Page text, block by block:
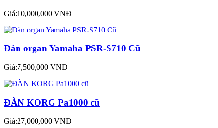
Giá:10,000,000 VNĐ
Đàn organ Yamaha PSR-S710 Cũ
Giá:7,500,000 VNĐ
ĐÀN KORG Pa1000 cũ
Giá:27,000,000 VNĐ